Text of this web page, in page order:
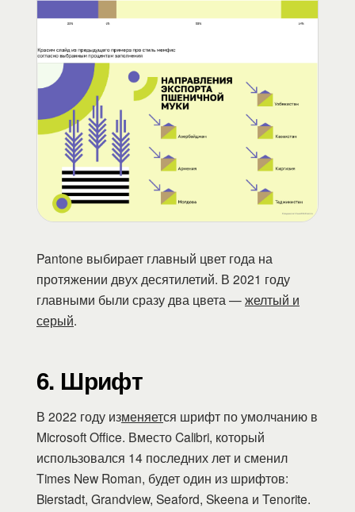
Pantone выбирает главный цвет года на
протяжении двух десятилетий. В 2021 году
главными были сразу два цвета —желтый и
серый.
6. Шрифт
В 2022 году изменяется шрифт по умолчанию в
Microsoft Office. Вместо Calibri, который
использовался 14 последних лет и сменил
Times New Roman, будет один из шрифтов:
Bierstadt, Grandview, Seaford, Skeena и Tenorite.